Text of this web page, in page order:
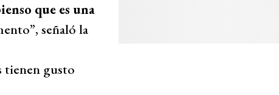
que es una
señaló la
tienen gusto